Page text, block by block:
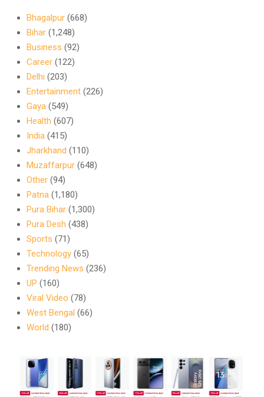
Bhagalpur (668)
Bihar (1,248)
Business (92)
Career (122)
Delhi (203)
Entertainment (226)
Gaya (549)
Health (607)
India (415)
Jharkhand (110)
Muzaffarpur (648)
Other (94)
Patna (1,180)
Pura Bihar (1,300)
Pura Desh (438)
Sports (71)
Technology (65)
Trending News (236)
UP (160)
Viral Video (78)
West Bengal (66)
World (180)